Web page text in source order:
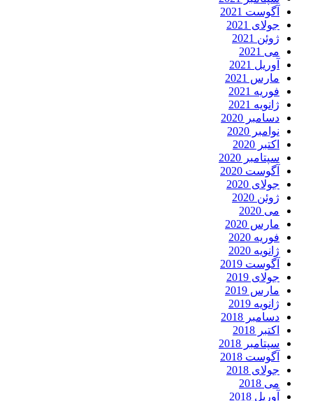
آگوست 2021
جولای 2021
ژوئن 2021
می 2021
آوریل 2021
مارس 2021
فوریه 2021
ژانویه 2021
دسامبر 2020
نوامبر 2020
اکتبر 2020
سپتامبر 2020
آگوست 2020
جولای 2020
ژوئن 2020
می 2020
مارس 2020
فوریه 2020
ژانویه 2020
آگوست 2019
جولای 2019
مارس 2019
ژانویه 2019
دسامبر 2018
اکتبر 2018
سپتامبر 2018
آگوست 2018
جولای 2018
می 2018
آوریل 2018